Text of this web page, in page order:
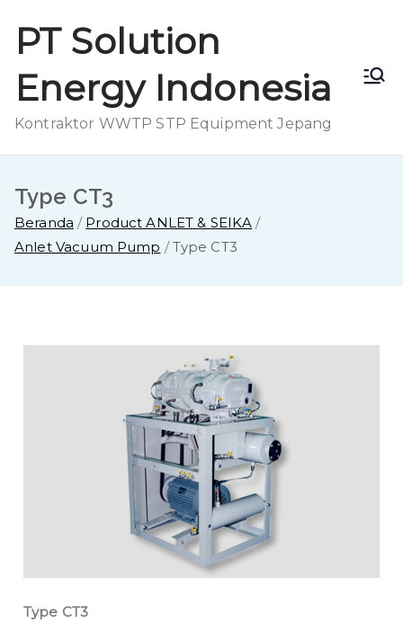
PT Solution
Energy Indonesia
Kontraktor WWTP STP Equipment Jepang
Type CT3
Beranda
Product ANLET & SEIKA
Anlet Vacuum Pump
Type CT3
Type CT3